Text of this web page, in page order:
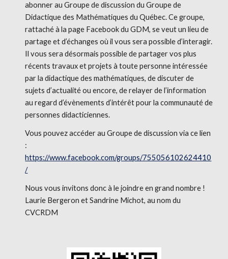
abonner au Groupe de discussion du Groupe de
Didactique des Mathématiques du Québec. Ce groupe,
rattaché à la page Facebook du GDM, se veut un lieu de
partage et d’échanges où il vous sera possible d’interagir.
Il vous sera désormais possible de partager vos plus
récents travaux et projets à toute personne intéressée
par la didactique des mathématiques, de discuter de
sujets d’actualité ou encore, de relayer de l’information
au regard d’évènements d’intérêt pour la communauté de
personnes didacticiennes.
Vous pouvez accéder au Groupe de discussion via ce lien
:
https://www.facebook.com/groups/755056102624410
/
Nous vous invitons donc à le joindre en grand nombre !
Laurie Bergeron etSandrine Michot, au nom du
CVCRDM